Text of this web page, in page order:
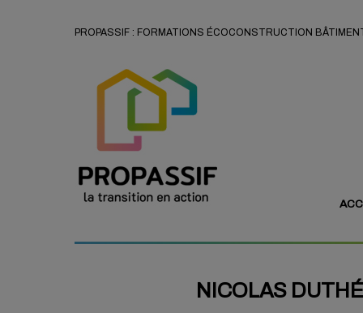
PROPASSIF : FORMATIONS ÉCOCONSTRUCTION
NICOLAS